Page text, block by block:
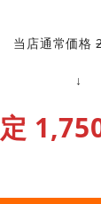
当店通常価格
↓